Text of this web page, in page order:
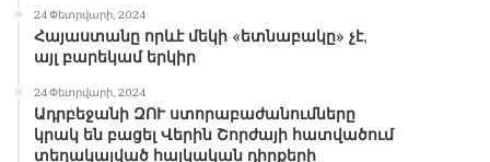
24 Փետրվարի, 2024
Հայաստանը որևէ մեկի «ետնաբակը» չէ,
այլ բարեկամ երկիր
24 Փետրվարի, 2024
Ադրբեջանի ԶՈՒ ստորաբաժանումները
կրակ են բացել Վերին Շորժայի հատվածում
տեղակայված հայկական դիրքերի